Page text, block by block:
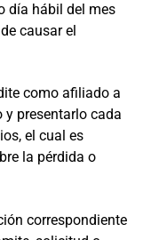
día hábil del mes
causar el
como afiliado a
y presentarlo cada
el cual es
la pérdida o
correspondiente